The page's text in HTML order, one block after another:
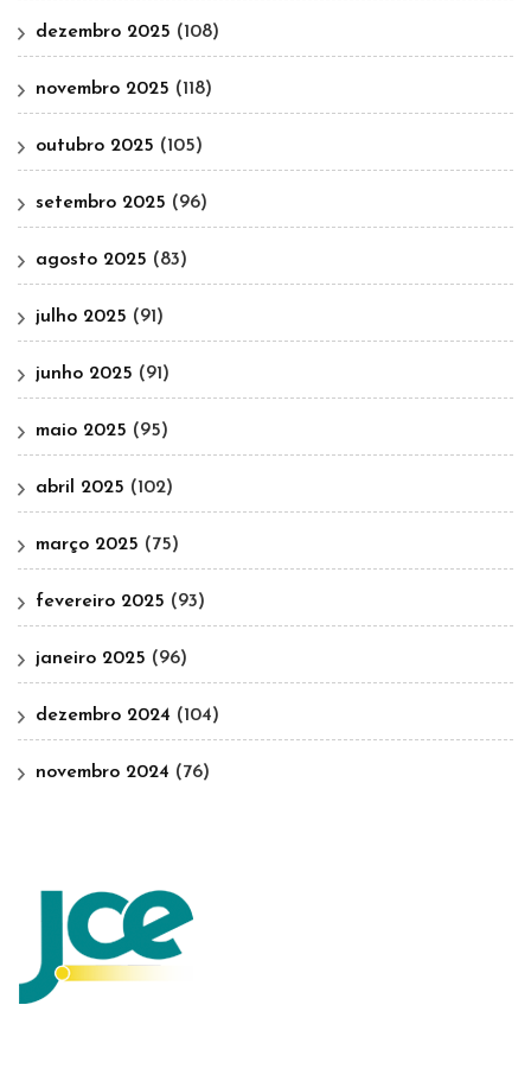
dezembro 2025 (108)
novembro 2025 (118)
outubro 2025 (105)
setembro 2025 (96)
agosto 2025 (83)
julho 2025 (91)
junho 2025 (91)
maio 2025 (95)
abril 2025 (102)
março 2025 (75)
fevereiro 2025 (93)
janeiro 2025 (96)
dezembro 2024 (104)
novembro 2024 (76)